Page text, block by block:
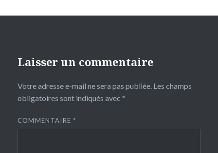
Laisser un commentaire
Votre adresse e-mail ne sera pas publiée. Les champs
obligatoires sont indiqués avec *
COMMENTAIRE*